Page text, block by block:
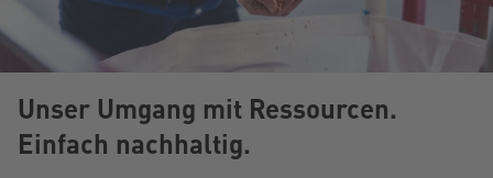
Unser Umgang mit Ressourcen.
Einfach nachhaltig.